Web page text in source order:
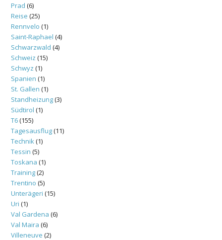
Prad (6)
Reise (25)
Rennvelo (1)
Saint-Raphael (4)
Schwarzwald (4)
Schweiz (15)
Schwyz (1)
Spanien (1)
St. Gallen (1)
Standheizung(3)
Südtirol (1)
T6(155)
Tagesausflug(11)
Technik (1)
Tessin (5)
Toskana (1)
Training(2)
Trentino (5)
Unterägeri (15)
Uri (1)
Val Gardena (6)
Val Maira (6)
Villeneuve (2)